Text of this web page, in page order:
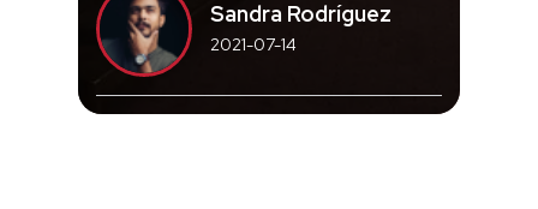
Sandra Rodríguez
2021-07-14